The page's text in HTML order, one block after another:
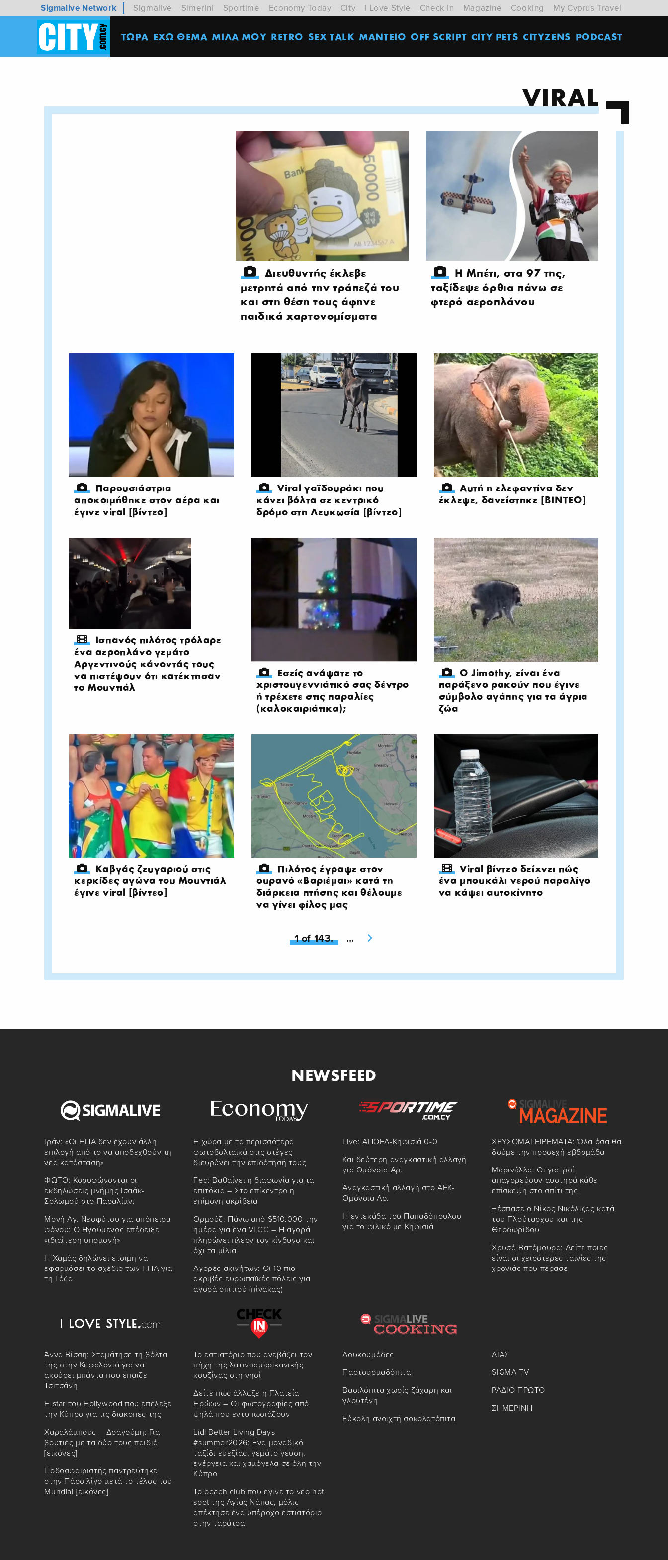
Sigmalive Network Sigmalive Simerini Sportime Economy Today City I Love Style Check In Magazine Cooking My Cyprus Travel
ΤΩΡΑ ΕΧΩ ΘΕΜΑ MΙΛΑ ΜΟΥ RETRO SEX TALK ΜΑΝΤΕΙΟ OFF SCRIPT CITY PETS CITYZENS PODCAST
VIRAL
Διευθυντής έκλεβε
μετρητά από την τράπεζά του
και στη θέση τους άφηνε
παιδικά χαρτονομίσματα
Η Μπέτι, στα 97 της,
ταξίδεψε όρθια πάνω σε
φτερό αεροπλάνου
Παρουσιάστρια
αποκοιμήθηκε στον αέρα και
έγινε viral [βίντεο]
Viral γαϊδουράκι που
κάνει βόλτα σε κεντρικό
δρόμο στη Λευκωσία [βίντεο]
Αυτή η ελεφαντίνα δεν
έκλεψε, δανείστηκε [BINTEO]
Ισπανός πιλότος τρόλαρε
ένα αεροπλάνο γεμάτο
Αργεντινούς κάνοντάς τους
να πιστέψουν ότι κατέκτησαν
το Μουντιάλ
Εσείς ανάψατε το
χριστουγεννιάτικό σας δέντρο
ή τρέχετε στις παραλίες
(καλοκαιριάτικα);
Ο Jimothy, είναι ένα
παράξενο ρακούν που έγινε
σύμβολο αγάπης για τα άγρια
ζώα
Καβγάς ζευγαριού στις
κερκίδες αγώνα του Μουντιάλ
έγινε viral [βίντεο]
Πιλότος έγραψε στον
ουρανό «Βαριέμαι» κατά τη
διάρκεια πτήσης και θέλουμε
να γίνει φίλος μας
Viral βίντεο δείχνει πώς
ένα μπουκάλι νερού παραλίγο
να κάψει αυτοκίνητο
You're on page
1 of 143. Next page
NEWSFEED
Ιράν: «Οι ΗΠΑ δεν έχουν άλλη
επιλογή από το να αποδεχθούν τη
νέα κατάσταση»
ΦΩΤΟ: Κορυφώνονται οι
εκδηλώσεις μνήμης Ισαάκ-
Σολωμού στο Παραλίμνι
Μονή Αγ. Νεοφύτου για απόπειρα
φόνου: Ο Ηγούμενος επέδειξε
«ιδιαίτερη υπομονή»
Η Χαμάς δηλώνει έτοιμη να
εφαρμόσει το σχέδιο των ΗΠΑ για
τη Γάζα
Η χώρα με τα περισσότερα
φωτοβολταϊκά στις στέγες
διευρύνει την επιδότησή τους
Fed: Βαθαίνει η διαφωνία για τα
επιτόκια – Στο επίκεντρο η
επίμονη ακρίβεια
Ορμούζ: Πάνω από $510.000 την
ημέρα για ένα VLCC – Η αγορά
πληρώνει πλέον τον κίνδυνο και
όχι τα μίλια
Αγορές ακινήτων: Οι 10 πιο
ακριβές ευρωπαϊκές πόλεις για
αγορά σπιτιού (πίνακας)
Live: ΑΠΟΕΛ-Κηφισιά 0-0
Και δεύτερη αναγκαστική αλλαγή
για Ομόνοια Αρ.
Αναγκαστική αλλαγή στο ΑΕΚ-
Ομόνοια Αρ.
Η εντεκάδα του Παπαδόπουλου
για το φιλικό με Κηφισιά
ΧΡΥΣΩΜΑΓΕΙΡΕΜΑΤΑ: Όλα όσα θα
δούμε την προσεχή εβδομάδα
Μαρινέλλα: Οι γιατροί
απαγορεύουν αυστηρά κάθε
επίσκεψη στο σπίτι της
Ξέσπασε ο Νίκος Νικόλιζας κατά
του Πλούταρχου και της
Θεοδωρίδου
Χρυσά Βατόμουρα: Δείτε ποιες
είναι οι χειρότερες ταινίες της
χρονιάς που πέρασε
Άννα Βίσση: Σταμάτησε τη βόλτα
της στην Κεφαλονιά για να
ακούσει μπάντα που έπαιζε
Τσιτσάνη
Η star του Hollywood που επέλεξε
την Κύπρο για τις διακοπές της
Χαραλάμπους – Δραγούμη: Για
βουτιές με τα δύο τους παιδιά
[εικόνες]
Ποδοσφαιριστής παντρεύτηκε
στην Πάρο λίγο μετά το τέλος του
Mundial [εικόνες]
Το εστιατόριο που ανεβάζει τον
πήχη της λατινοαμερικανικής
κουζίνας στη νησί
Δείτε πώς άλλαξε η Πλατεία
Ηρώων – Οι φωτογραφίες από
ψηλά που εντυπωσιάζουν
Lidl Better Living Days
#summer2026: Ένα μοναδικό
ταξίδι ευεξίας, γεμάτο γεύση,
ενέργεια και χαμόγελα σε όλη την
Κύπρο
Το beach club που έγινε το νέο hot
spot της Αγίας Νάπας, μόλις
απέκτησε ένα υπέροχο εστιατόριο
στην ταράτσα
Λουκουμάδες
Παστουρμαδόπιτα
Βασιλόπιτα χωρίς ζάχαρη και
γλουτένη
Εύκολη ανοιχτή σοκολατόπιτα
ΔΙΑΣ
SIGMA TV
ΡΑΔΙΟ ΠΡΩΤΟ
ΣΗΜΕΡΙΝΗ